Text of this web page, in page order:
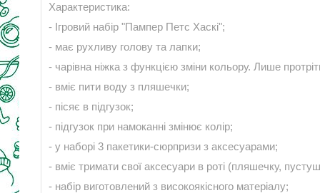
Характеристика:
- Ігровий набір "Пампер Петс Хаскі";
- має рухливу голову та лапки;
- чарівна ніжка з функцією зміни кольору. Лише
- вміє пити воду з пляшечки;
- пісяє в підгузок;
- підгузок при намоканні змінює колір;
- у наборі 3 пакетики-сюрпризи з аксесуарами;
- вміє тримати свої аксесуари в роті (пляшечку,
- набір виготовлений з високоякісного матеріалу;